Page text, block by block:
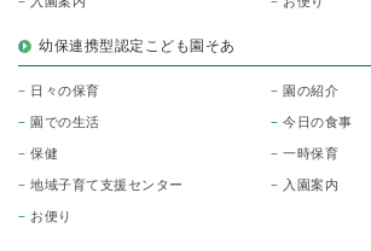
幼保連携型認定こども園そあ
日々の保育 園の紹介
園での生活 今日の食事
保健 一時保育
地域子育て支援センター 入園案内
お便り